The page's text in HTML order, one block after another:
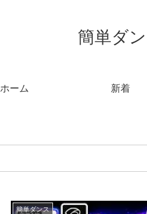
簡単ダ
ホーム 新着
簡単ダンス